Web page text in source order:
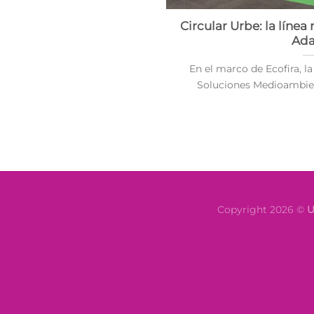
Circular Urbe: la línea
En el marco de Ecofira,
Soluciones
Copyright 2026 ©